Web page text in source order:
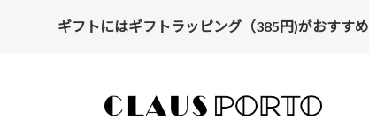
ギフトにはギフトラッピング（385円)がおすすめ